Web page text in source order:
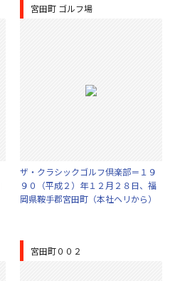
宮田町 ゴルフ場
ザ・クラシックゴルフ倶楽部＝１９
９０（平成２）年１２月２８日、福
岡県鞍手郡宮田町（本社ヘリから）
宮田町００２